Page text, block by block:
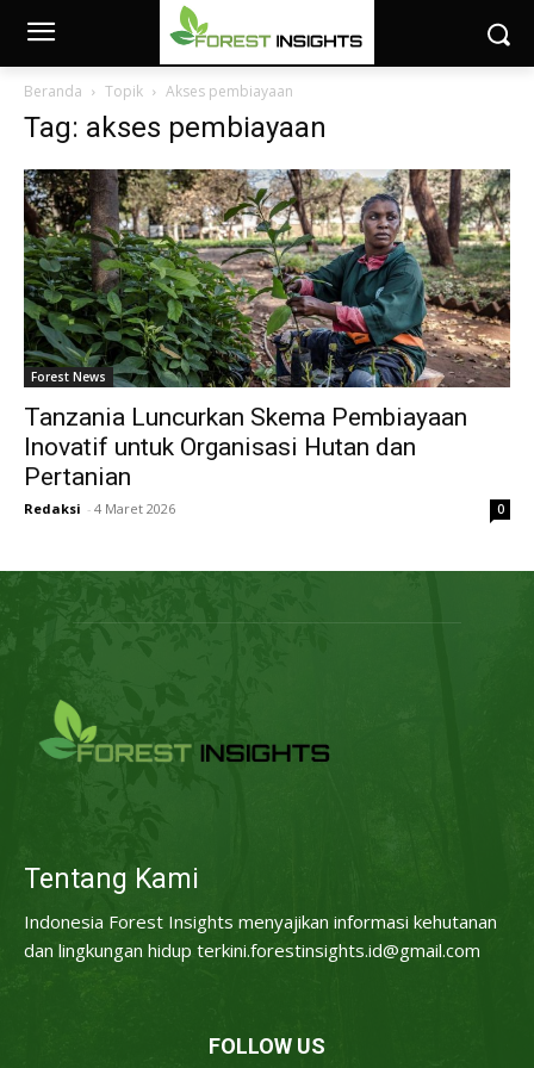
Beranda Topik Akses pembiayaan
Tag: akses pembiayaan
Forest News
Tanzania Luncurkan Skema Pembiayaan
Inovatif untuk Organisasi Hutan dan
Pertanian
Redaksi - 4 Maret 2026 0
Tentang Kami
Indonesia Forest Insights menyajikan informasi kehutanan
dan lingkungan hidup terkini.forestinsights.id@gmail.com
FOLLOW US